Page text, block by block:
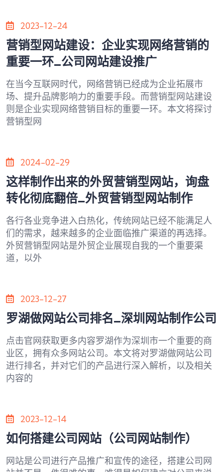
2023-12-24
营销型网站建设：企业实现网络营销的
重要一环_公司网站建设推广
在当今互联网时代，网络营销已经成为企业拓展市
场、提升品牌影响力的重要手段。而营销型网站建设
则是企业实现网络营销目标的重要一环。本文将探讨
营销型网
2024-02-29
这样制作出来的外贸营销型网站，询盘
转化彻底翻倍_外贸营销型网站制作
各行各业竞争进入白热化，传统网站已经不能满足人
们的需求，越来越多的企业面临推广渠道的再选择。
外贸营销型网站是外贸企业展现自我的一个重要渠
道，以外
2023-12-27
罗湖做网站公司排名_深圳网站制作公司
点击官网获取更多内容罗湖作为深圳市一个重要的商
业区，拥有众多网站公司。本文将对罗湖做网站公司
进行排名，并对它们的产品进行深入解析，以及相关
内容的
2023-12-14
如何搭建公司网站（公司网站制作）
网站是公司进行产品推广和宣传的途径，搭建公司网